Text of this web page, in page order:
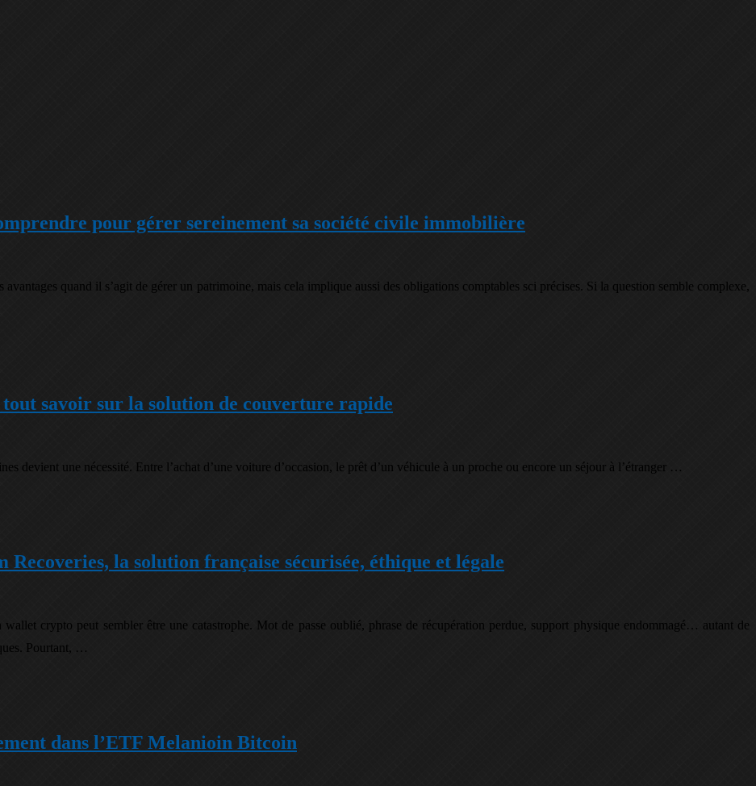
pour gérer sereinement sa société civile immobilière
quand il s’agit de gérer un patrimoine, mais cela implique aussi des obligations comptables sci précises. Si la question semble complexe,
savoir sur la solution de couverture rapide
devient une nécessité. Entre l’achat d’une voiture d’occasion, le prêt d’un véhicule à un proche ou encore un séjour à l’étranger …
la solution française sécurisée, éthique et légale
wallet crypto peut sembler être une catastrophe. Mot de passe oublié, phrase de récupération perdue, support physique endommagé… autant de
Pourtant, …
dans l’ETF Melanioin Bitcoin